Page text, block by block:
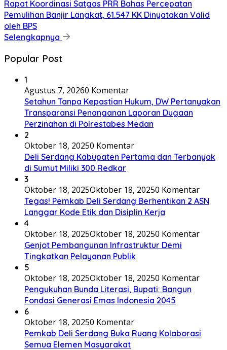
Rapat Koordinasi Satgas PRR Bahas Percepatan
Pemulihan Banjir Langkat, 61.547 KK Dinyatakan Valid
oleh BPS
Selengkapnya
Popular Post
1
Agustus 7, 20260 Komentar
Setahun Tanpa Kepastian Hukum, DW Pertanyakan
Transparansi Penanganan Laporan Dugaan
Perzinahan di Polrestabes Medan
2
Oktober 18, 20250 Komentar
Deli Serdang Kabupaten Pertama dan Terbanyak
di Sumut Miliki 300 Redkar
3
Oktober 18, 2025Oktober 18, 20250 Komentar
Tegas! Pemkab Deli Serdang Berhentikan 2 ASN
Langgar Kode Etik dan Disiplin Kerja
4
Oktober 18, 2025Oktober 18, 20250 Komentar
Genjot Pembangunan Infrastruktur Demi
Tingkatkan Pelayanan Publik
5
Oktober 18, 2025Oktober 18, 20250 Komentar
Pengukuhan Bunda Literasi, Bupati: Bangun
Fondasi Generasi Emas Indonesia 2045
6
Oktober 18, 20250 Komentar
Pemkab Deli Serdang Buka Ruang Kolaborasi
Semua Elemen Masyarakat